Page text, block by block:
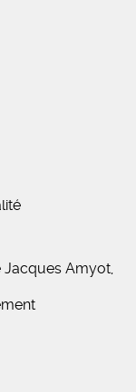
Jacques Amyot,